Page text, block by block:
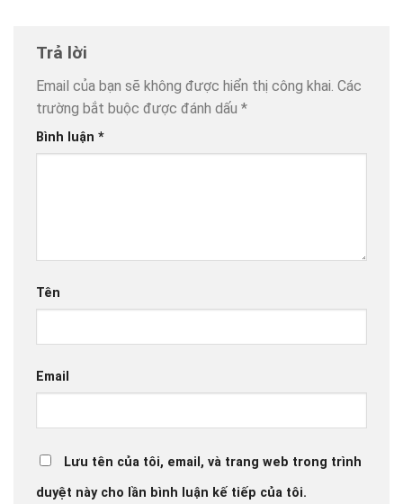
Trả lời
Email của bạn sẽ không được hiển thị công khai. Các
trường bắt buộc được đánh dấu *
Bình luận *
Tên
Email
Lưu tên của tôi, email, và trang web trong trình
duyệt này cho lần bình luận kế tiếp của tôi.